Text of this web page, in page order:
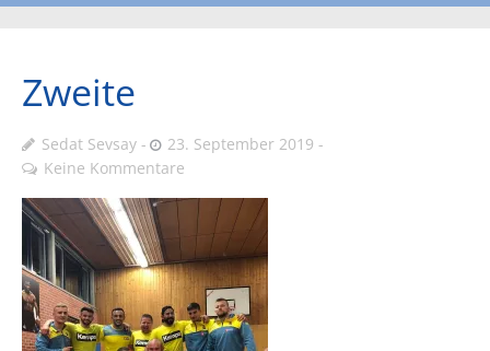
Zweite
Sedat Sevsay
23. September 2019
Keine Kommentare